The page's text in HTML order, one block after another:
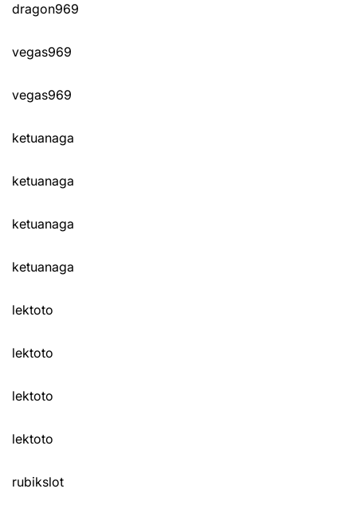
dragon969
vegas969
vegas969
ketuanaga
ketuanaga
ketuanaga
ketuanaga
lektoto
lektoto
lektoto
lektoto
rubikslot